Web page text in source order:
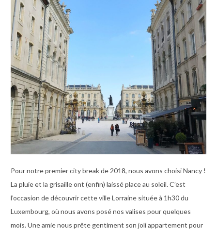
Pour notre premier city break de 2018, nous avons choisi Nancy !
La pluie et la grisaille ont (enfin) laissé place au soleil. C’est
l’occasion de découvrir cette ville Lorraine située à 1h30 du
Luxembourg, où nous avons posé nos valises pour quelques
mois. Une amie nous prête gentiment son joli appartement pour